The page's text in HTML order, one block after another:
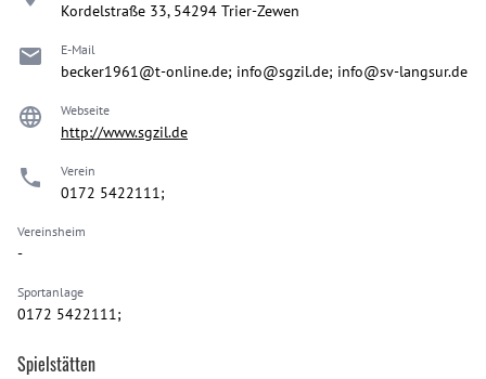
Kordelstraße 33, 54294 Trier-Zewen
E-Mail
becker1961@t-online.de; info@sgzil.de; info@sv-langsur.de
Webseite
http://www.sgzil.de
Verein
0172 5422111;
Vereinsheim
-
Sportanlage
0172 5422111;
Spielstätten